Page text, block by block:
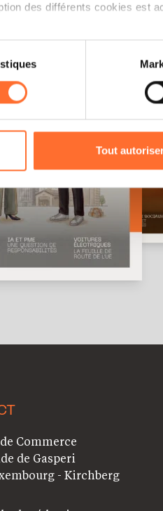
des différents cookies est
de vidéos, partage sur les
Politique de protection
Tout
Commerce
de Gasperi
- Kirchberg